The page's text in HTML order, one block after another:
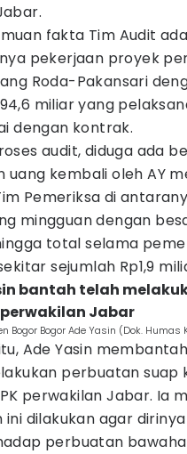
fakta Tim Audit ada
pekerjaan proyek
Roda-Pakansari
miliar yang
dengan kontrak.
audit, diduga ada
uang kembali oleh AY
Pemeriksa di
mingguan dengan
total selama
sejumlah Rp1,9
bantah telah
perwakilan Jabar
Bogor Bogor Ade Yasin (Dok. Humas
Ade Yasin
perbuatan suap
perwakilan Jabar. Ia
dilakukan agar
perbuatan